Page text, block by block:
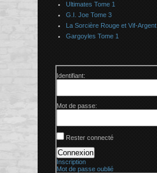
Ultimates Tome 1
G.I. Joe Tome 3
La Sorcière Rouge et Vif-Argent
Gargoyles Tome 1
Identifiant:
Mot de passe:
Rester connecté
Connexion
Inscription
Mot de passe oublié